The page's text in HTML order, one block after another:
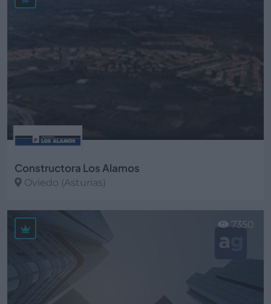
Constructora Los Alamos
Oviedo (Asturias)
Ver más
7350